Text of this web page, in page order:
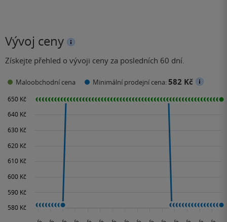
Vývoj ceny
Získejte přehled o vývoji ceny za posledních 60 dní.
Maloobchodní cena Minimální prodejní cena:582 Kč